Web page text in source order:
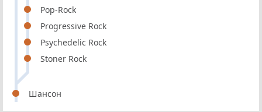
Pop-Rock
Progressive Rock
Psychedelic Rock
Stoner Rock
Шансон